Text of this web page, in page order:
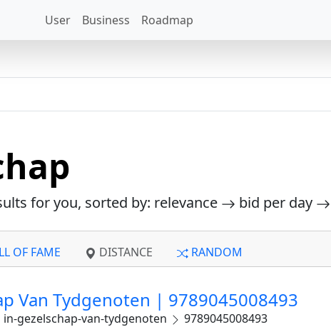
User Business Roadmap
for you, sorted by: relevance bid per day
OF FAME DISTANCE RANDOM
Van Tydgenoten | 9789045008493
in-gezelschap-van-tydgenoten
9789045008493